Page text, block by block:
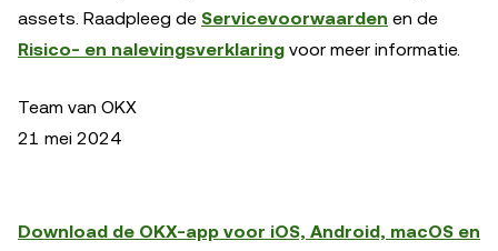
assets. Raadpleeg de Servicevoorwaarden en de
Risico- en nalevingsverklaring voor meer informatie.
Team van OKX
21 mei 2024
Download de OKX-app voor iOS, Android, macOS en